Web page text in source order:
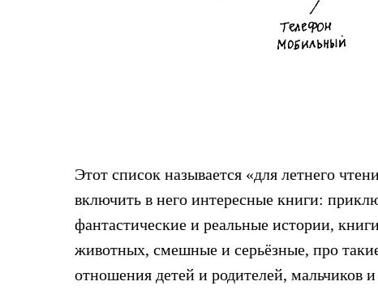
Этот список называется «для летнего
включить в него интересные книги:
фантастические и реальные истории,
животных, смешные и серьёзные, про
отношения детей и родителей, мальчиков